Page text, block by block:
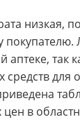
низкая,
покупателю.
аптеке, так
средств
в